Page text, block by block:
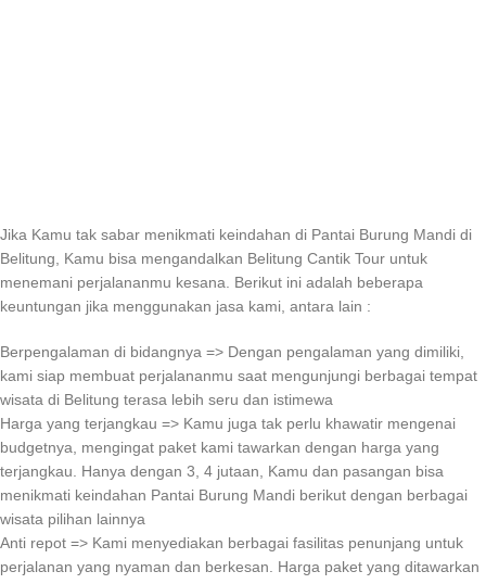
Jika Kamu tak sabar menikmati keindahan di Pantai Burung Mandi di
Belitung, Kamu bisa mengandalkan Belitung Cantik Tour untuk
menemani perjalananmu kesana. Berikut ini adalah beberapa
keuntungan jika menggunakan jasa kami, antara lain :
Berpengalaman di bidangnya => Dengan pengalaman yang dimiliki,
kami siap membuat perjalananmu saat mengunjungi berbagai tempat
wisata di Belitung terasa lebih seru dan istimewa
Harga yang terjangkau => Kamu juga tak perlu khawatir mengenai
budgetnya, mengingat paket kami tawarkan dengan harga yang
terjangkau. Hanya dengan 3, 4 jutaan, Kamu dan pasangan bisa
menikmati keindahan Pantai Burung Mandi berikut dengan berbagai
wisata pilihan lainnya
Anti repot => Kami menyediakan berbagai fasilitas penunjang untuk
perjalanan yang nyaman dan berkesan. Harga paket yang ditawarkan